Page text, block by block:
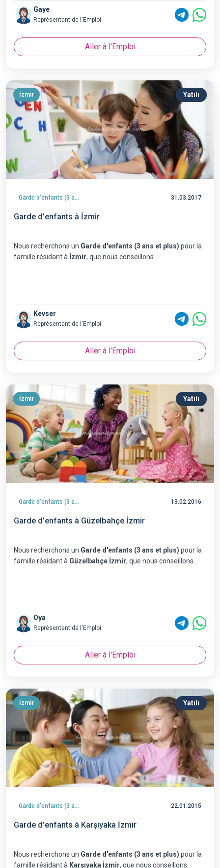
Gaye
Représentant de l'Emploi
Aller à l'Emploi
İzmir Yatılı
Garde d'enfants (3 ans et plus) 31.03.2017
Garde d'enfants à İzmir
Nous recherchons un Garde d'enfants (3 ans et plus) pour la
famille résidant à İzmir, que nous conseillons.
Kevser
Représentant de l'Emploi
Aller à l'Emploi
İzmir Yatılı
Garde d'enfants (3 ans et plus) 13.02.2016
Garde d'enfants à Güzelbahçe İzmir
Nous recherchons un Garde d'enfants (3 ans et plus) pour la
famille résidant à Güzelbahçe İzmir, que nous conseillons.
Oya
Représentant de l'Emploi
Aller à l'Emploi
İzmir Yatılı
Garde d'enfants (3 ans et plus) 22.01.2015
Garde d'enfants à Karşıyaka İzmir
Nous recherchons un Garde d'enfants (3 ans et plus) pour la
famille résidant à Karşıyaka İzmir, que nous conseillons.